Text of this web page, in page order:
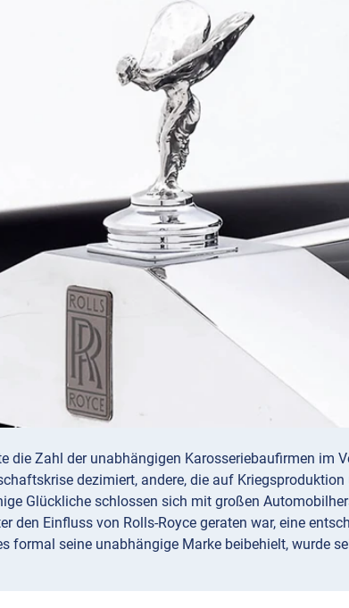
die Zahl der unabhängigen Karosseriebaufirmen im
dezimiert, andere, die auf
Glückliche schlossen sich mit großen
den Einfluss von Rolls-Royce geraten war, eine
formal seine unabhängige Marke beibehielt, wurde